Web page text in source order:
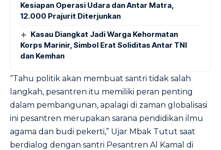
Kesiapan Operasi Udara dan Antar Matra,
12.000 Prajurit Diterjunkan
Kasau Diangkat Jadi Warga Kehormatan
Korps Marinir, Simbol Erat Soliditas Antar TNI
dan Kemhan
“Tahu politik akan membuat santri tidak salah
langkah, pesantren itu memiliki peran penting
dalam pembangunan, apalagi di zaman globalisasi
ini pesantren merupakan sarana pendidikan ilmu
agama dan budi pekerti,” Ujar Mbak Tutut saat
berdialog dengan santri Pesantren Al Kamal di